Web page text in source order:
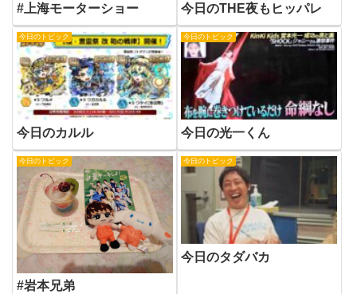
#上海モーターショー 今日のTHE夜もヒッパレ
今日のトピック
今日のカルル
今日のトピック
今日の光一くん
今日のトピック
#岩本兄弟
今日のトピック
今日のタダバカ